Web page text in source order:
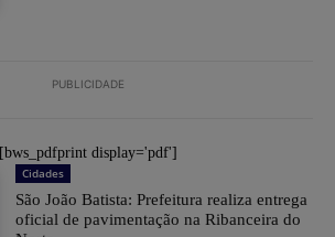
PUBLICIDADE
[bws_pdfprint display='pdf']
Cidades
São João Batista: Prefeitura realiza entrega
oficial de pavimentação na Ribanceira do